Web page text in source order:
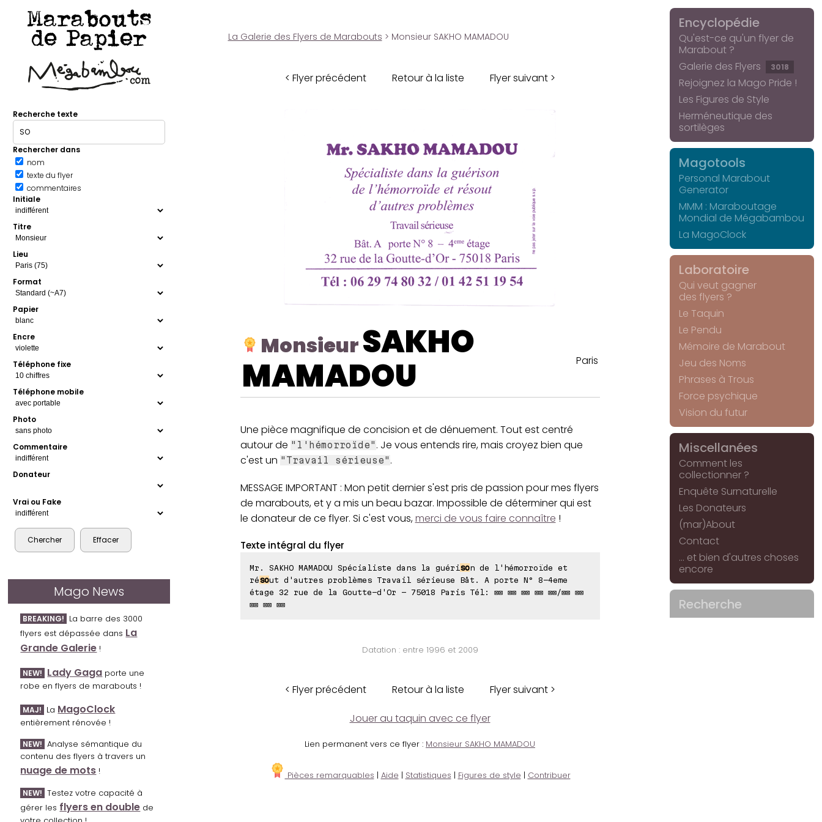
Marabouts
de Papier
Recherche texte
Rechercher dans
nom
texte du flyer
commentaires
Initiale
Titre
Lieu
Format
Papier
Encre
Téléphone fixe
Téléphone mobile
Photo
Commentaire
Donateur
Vrai ou Fake
Mago News
BREAKING! La barre des 3000
flyers est dépassée dans La
Grande Galerie !
NEW! Lady Gaga porte une
robe en flyers de marabouts !
MAJ! La MagoClock
entièrement rénovée !
NEW! Analyse sémantique du
contenu des flyers à travers un
nuage de mots !
NEW! Testez votre capacité à
gérer les flyers en double de
La Galerie des Flyers de Marabouts > Monsieur SAKHO MAMADOU
< Flyer précédent Retour à la liste Flyer suivant >
MonsieurSAKHO
MAMADOU
Paris
Une pièce magnifique de concision et de dénuement. Tout est centré
autour de "l'hémorroïde" . Je vous entends rire, mais croyez bien que
c'est un "Travail sérieuse" .
MESSAGE IMPORTANT : Mon petit dernier s'est pris de passion pour mes flyers
de marabouts, et y a mis un beau bazar. Impossible de déterminer qui est
le donateur de ce flyer. Si c'est vous,merci de vous faire connaître !
Texte intégral du flyer
Mr. SAKHO MAMADOU Spécialiste dans la guéri son de l'hémorroïde et
résout d'autres problèmes Travail sérieuse Bât. A porte N° 8-4eme
étage 32 rue de la Goutte-d'Or - 75018 Paris Tél: ⊠⊠ ⊠⊠ ⊠⊠ ⊠⊠ ⊠⊠/⊠⊠ ⊠⊠
⊠⊠ ⊠⊠ ⊠⊠
Datation : entre 1996 et 2009
< Flyer précédent Retour à la liste Flyer suivant >
Jouer au taquin avec ce flyer
Lien permanent vers ce flyer : Monsieur SAKHO MAMADOU
Pièces remarquables | Aide | Statistiques | Figures de style | Contribuer
Encyclopédie
Qu'est-ce qu'un flyer de
Marabout ?
Galerie des Flyers
3018
Rejoignez la Mago Pride !
Les Figures de Style
Herméneutique des
sortilèges
Magotools
Personal Marabout
Generator
MMM : Maraboutage
Mondial de Mégabambou
La MagoClock
Laboratoire
Qui veut gagner
des flyers ?
Le Taquin
Le Pendu
Mémoire de Marabout
Jeu des Noms
Phrases à Trous
Force psychique
Vision du futur
Miscellanées
Comment les
collectionner ?
Enquête Surnaturelle
Les Donateurs
(mar)About
Contact
... et bien d'autres choses
encore
Recherche